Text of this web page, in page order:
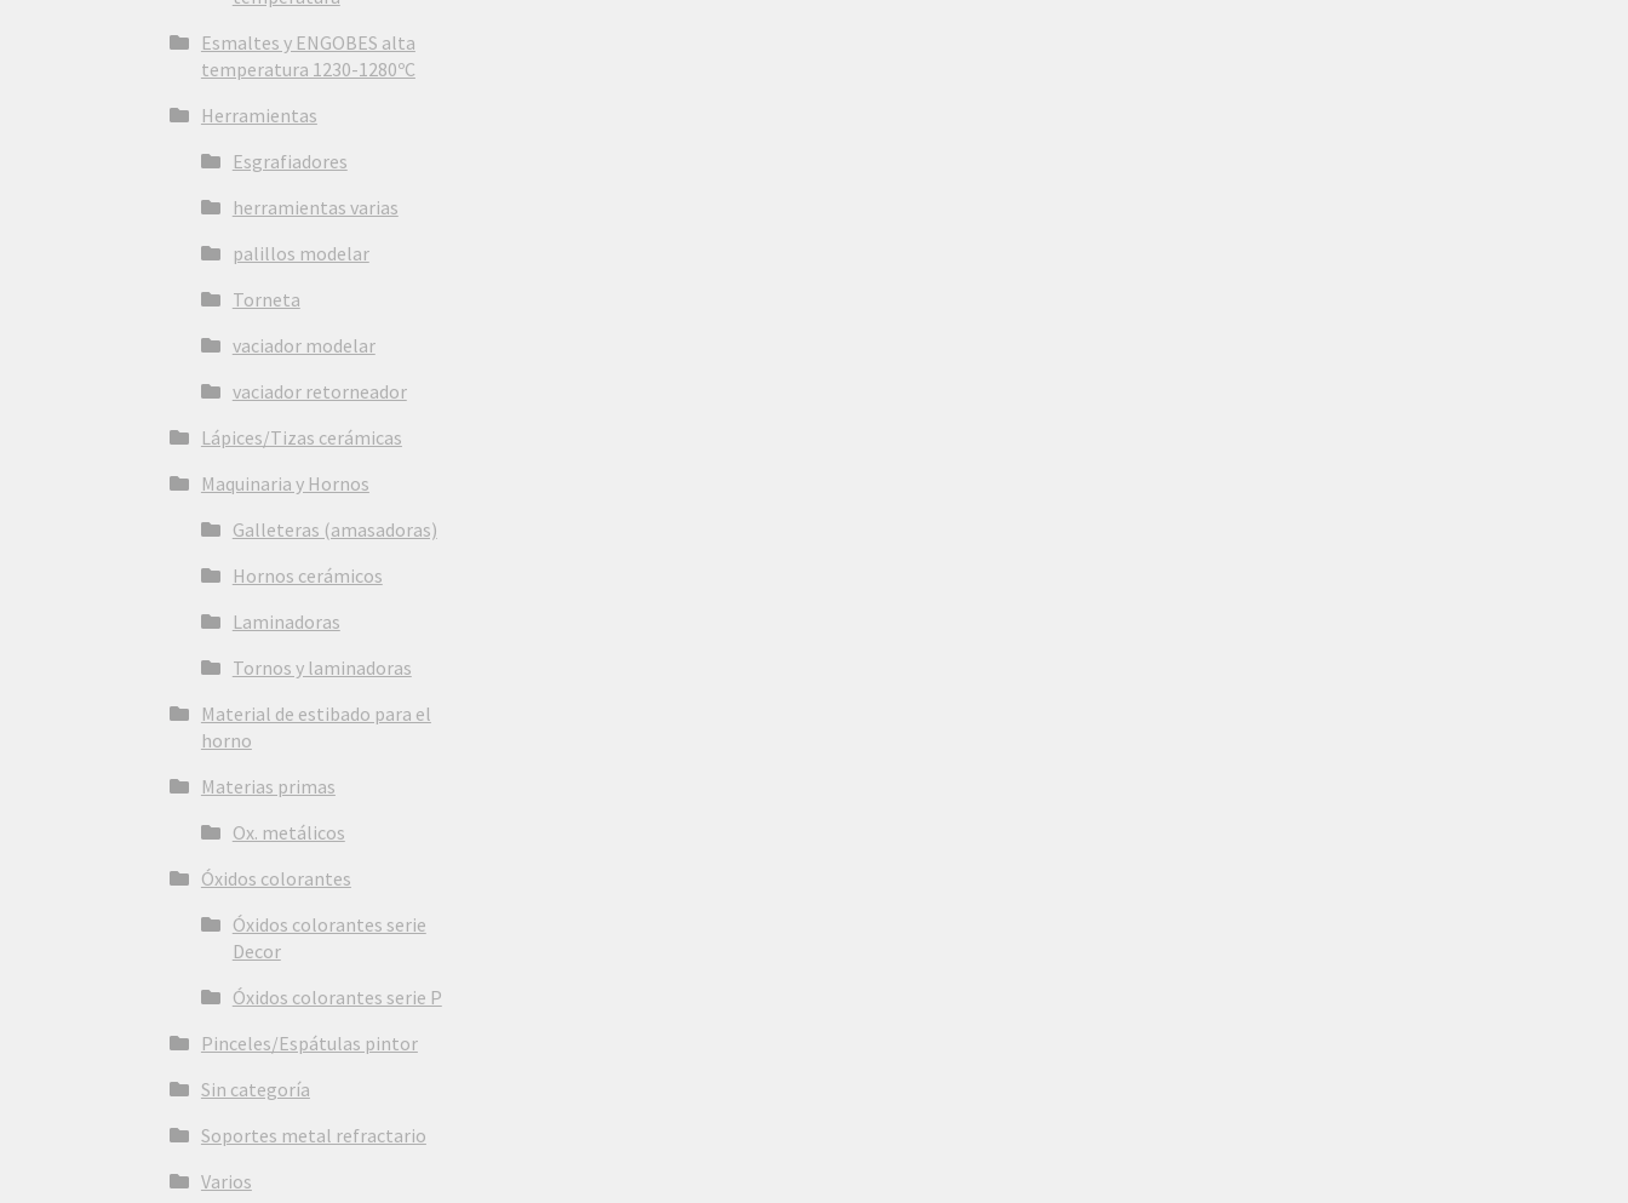
Esmaltes y ENGOBES alta
temperatura 1230-1280ºC
Herramientas
Esgrafiadores
herramientas varias
palillos modelar
Torneta
vaciador modelar
vaciador retorneador
Lápices/Tizas cerámicas
Maquinaria y Hornos
Galleteras (amasadoras)
Hornos cerámicos
Laminadoras
Tornos y laminadoras
Material de estibado para el
horno
Materias primas
Ox. metálicos
Óxidos colorantes
Óxidos colorantes serie
Decor
Óxidos colorantes serie P
Pinceles/Espátulas pintor
Sin categoría
Soportes metal refractario
Varios